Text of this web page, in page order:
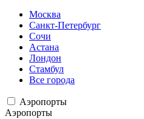
Москва
Санкт-Петербург
Сочи
Астана
Лондон
Стамбул
Все города
Аэропорты
Аэропорты